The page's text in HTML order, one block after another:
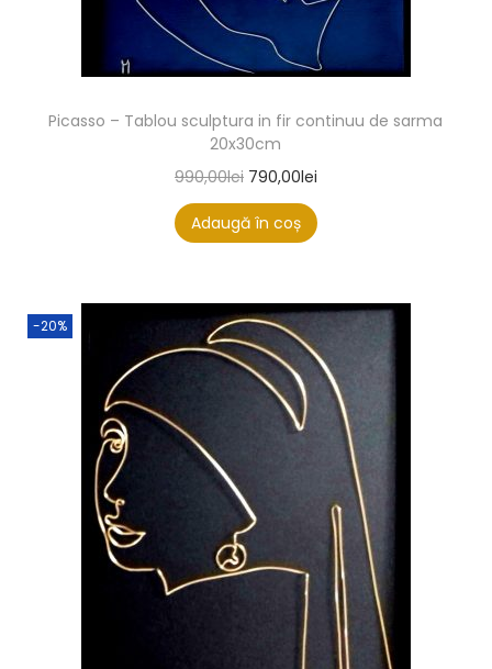
Picasso – Tablou sculptura in fir continuu de sarma
20x30cm
990,00lei 790,00lei
Adaugă în coș
-20%